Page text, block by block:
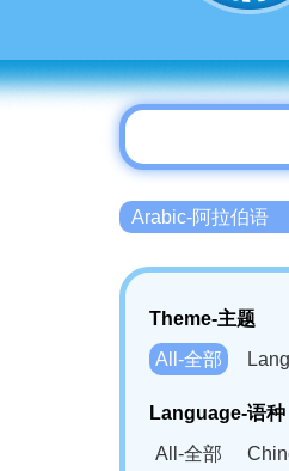
Arabic-阿拉伯语
Theme-主题
All-全部
Language-语种
All-全部